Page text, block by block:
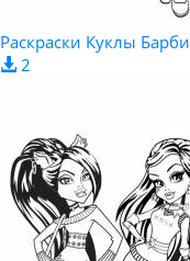
Раскраски Куклы Барби
2